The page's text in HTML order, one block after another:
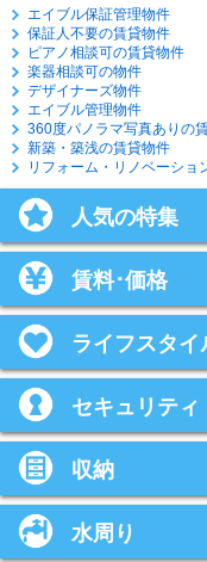
エイブル保証管理物件
保証人不要の賃貸物件
ピアノ相談可の賃貸物件
楽器相談可の物件
デザイナーズ物件
エイブル管理物件
360度パノラマ写真ありの
新築・築浅の賃貸物件
リフォーム・リノベーショ
人気の特集
賃料･価格
ライフスタイ
セキュリティ
収納
水周り